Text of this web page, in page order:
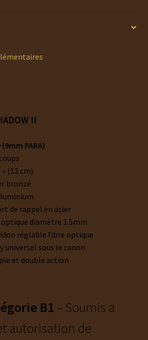
II
PARA)
(12 cm)
bronzé
de rappel en acier
optique diamètre 1.5mm
réglable fibre optique
universel sous le canon
et double action
B1 – Soumis a
autorisation de